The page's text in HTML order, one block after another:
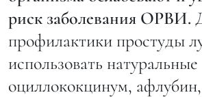
риск заболевания ОРВИ.
профилактики простуды
использовать натуральные
оциллококцинум,